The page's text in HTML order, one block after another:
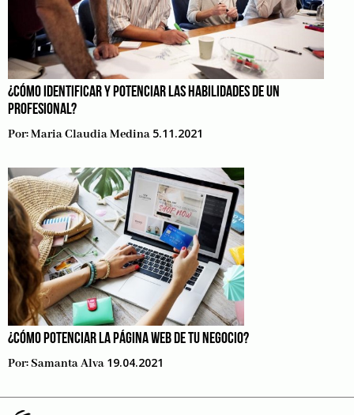
¿CÓMO IDENTIFICAR Y POTENCIAR LAS HABILIDADES DE UN
PROFESIONAL?
Por:Maria Claudia Medina 5.11.2021
¿CÓMO POTENCIAR LA PÁGINA WEB DE TU NEGOCIO?
Por:Samanta Alva 19.04.2021